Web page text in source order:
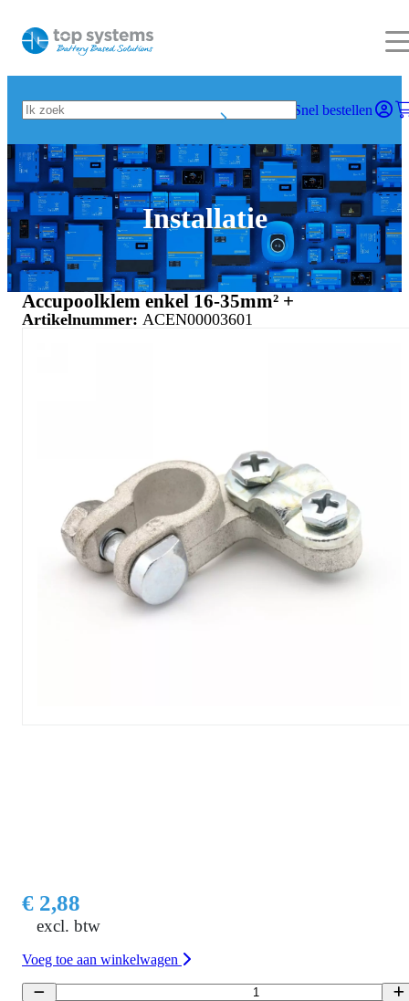
Snel bestellen
Installatie
Accupoolklem enkel 16-35mm² +
Artikelnummer: ACEN00003601
€ 2,88
excl. btw
Voeg toe aan winkelwagen